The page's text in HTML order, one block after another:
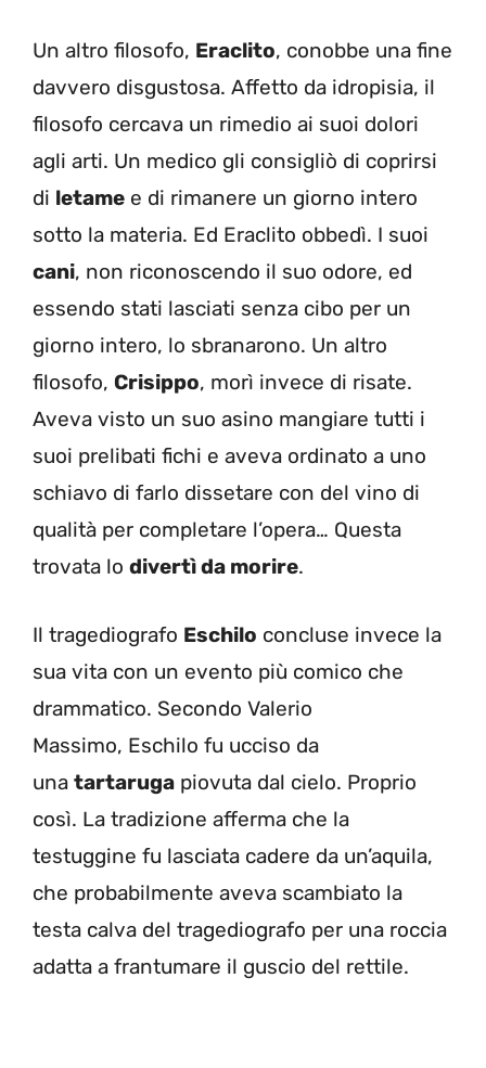
Un altro filosofo, Eraclito, conobbe una fine
davvero disgustosa. Affetto da idropisia, il
filosofo cercava un rimedio ai suoi dolori
agli arti. Un medico gli consigliò di coprirsi
di letame e di rimanere un giorno intero
sotto la materia. Ed Eraclito obbedì. I suoi
cani, non riconoscendo il suo odore, ed
essendo stati lasciati senza cibo per un
giorno intero, lo sbranarono. Un altro
filosofo, Crisippo, morì invece di risate.
Aveva visto un suo asino mangiare tutti i
suoi prelibati fichi e aveva ordinato a uno
schiavo di farlo dissetare con del vino di
qualità per completare l’opera… Questa
trovata lo divertì da morire.
Il tragediografo Eschilo concluse invece la
sua vita con un evento più comico che
drammatico. Secondo Valerio
Massimo, Eschilo fu ucciso da
una tartaruga piovuta dal cielo. Proprio
così. La tradizione afferma che la
testuggine fu lasciata cadere da un’aquila,
che probabilmente aveva scambiato la
testa calva del tragediografo per una roccia
adatta a frantumare il guscio del rettile.